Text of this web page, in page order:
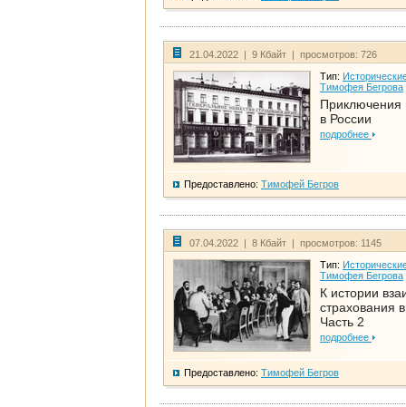
21.04.2022 | 9 Кбайт | просмотров: 726
Тип:
Тимофея Бегрова
Приключения
в России
подробнее
Предоставлено: Тимофей Бегров
07.04.2022 | 8 Кбайт | просмотров: 1145
Тип:
Тимофея Бегрова
К истории
страхования
Часть 2
подробнее
Предоставлено: Тимофей Бегров